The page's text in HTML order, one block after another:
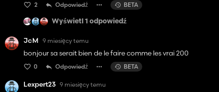
2 Odpowiedź BETA
Wyświetl 1 odpowiedź
JcM 9 miesięcy temu
bonjour sa serait bien de le faire comme les vrai 200
0 Odpowiedź BETA
Lexpert23 9 miesięcy temu